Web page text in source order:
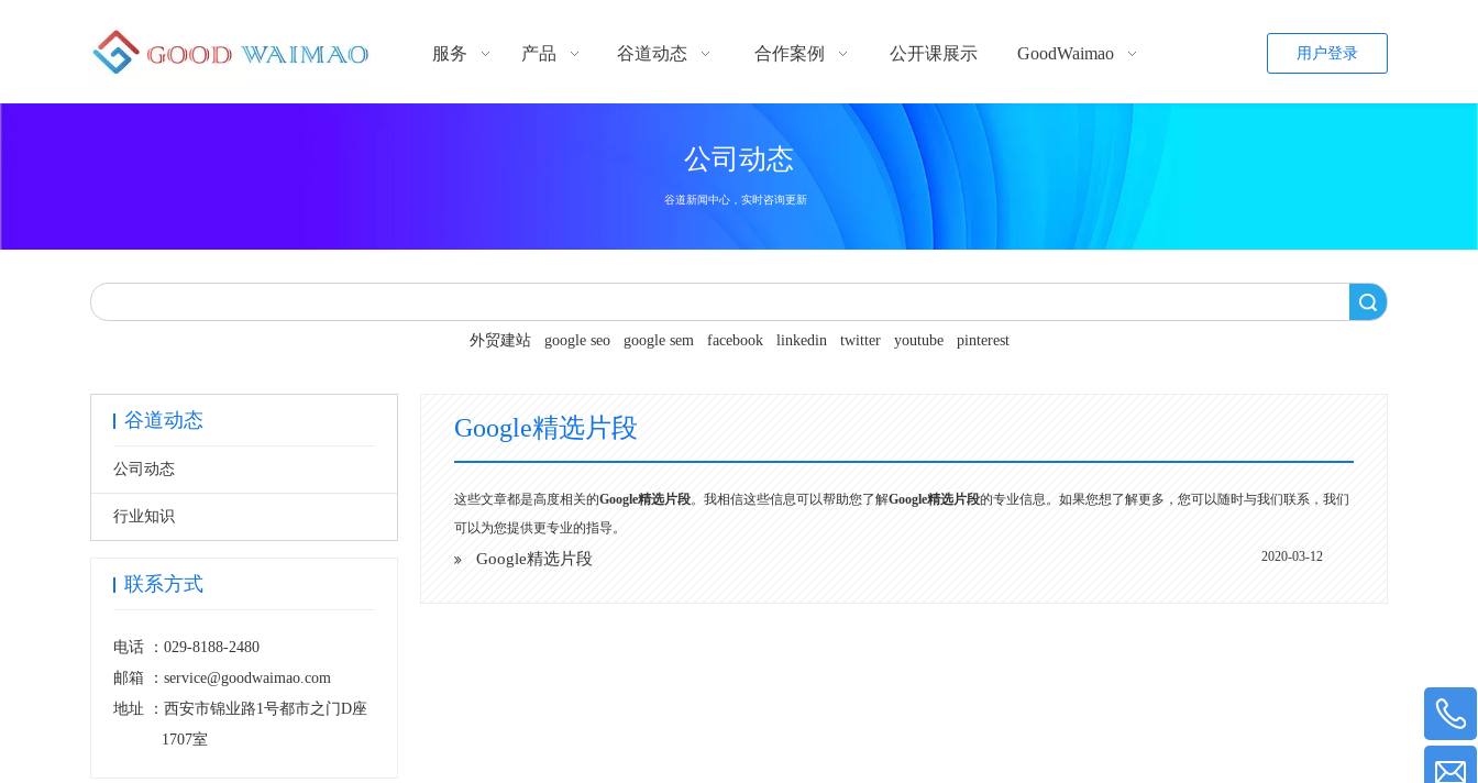
服务 产品 谷道动态 合作案例 公开课展示 GoodWaimao 用户登录
谷道新闻中心，实时咨询更新
公司动态
外贸建站 google seo google sem facebook linkedin twitter youtube pinterest
谷道动态
公司动态
行业知识
联系方式
电话 ： 029-8188-2480
邮箱 ： service@goodwaimao.com
地址 ： 西安市锦业路1号都市之门D座
1707室
Google精选片段
这些文章都是高度相关的Google精选片段。我相信这些信息可以帮助您了解Google精选片段的专业信息。如果您想了解更多，您可以随时与我们联系，我们
可以为您提供更专业的指导。
Google精选片段 2020-03-12